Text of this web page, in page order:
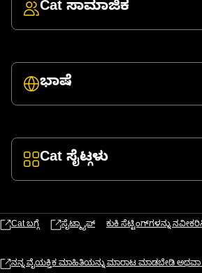
Cat ಸಾಮಾಜಿಕ
ಭಾಷೆ
Cat ಸೈಟ್ಗಳು
Cat ಬಗ್ಗೆ ಸೈಟ್ಮ್ಯಾಪ್ ಕುಕಿ ಸೆಟ್ಟಿಂಗ್‌ಗಳನ್ನು
ನನ್ನ ವೈಯಕ್ತಿಕ ಮಾಹಿತಿಯನ್ನು ಮಾರಾಟ ಮಾಡಬೇಡಿ